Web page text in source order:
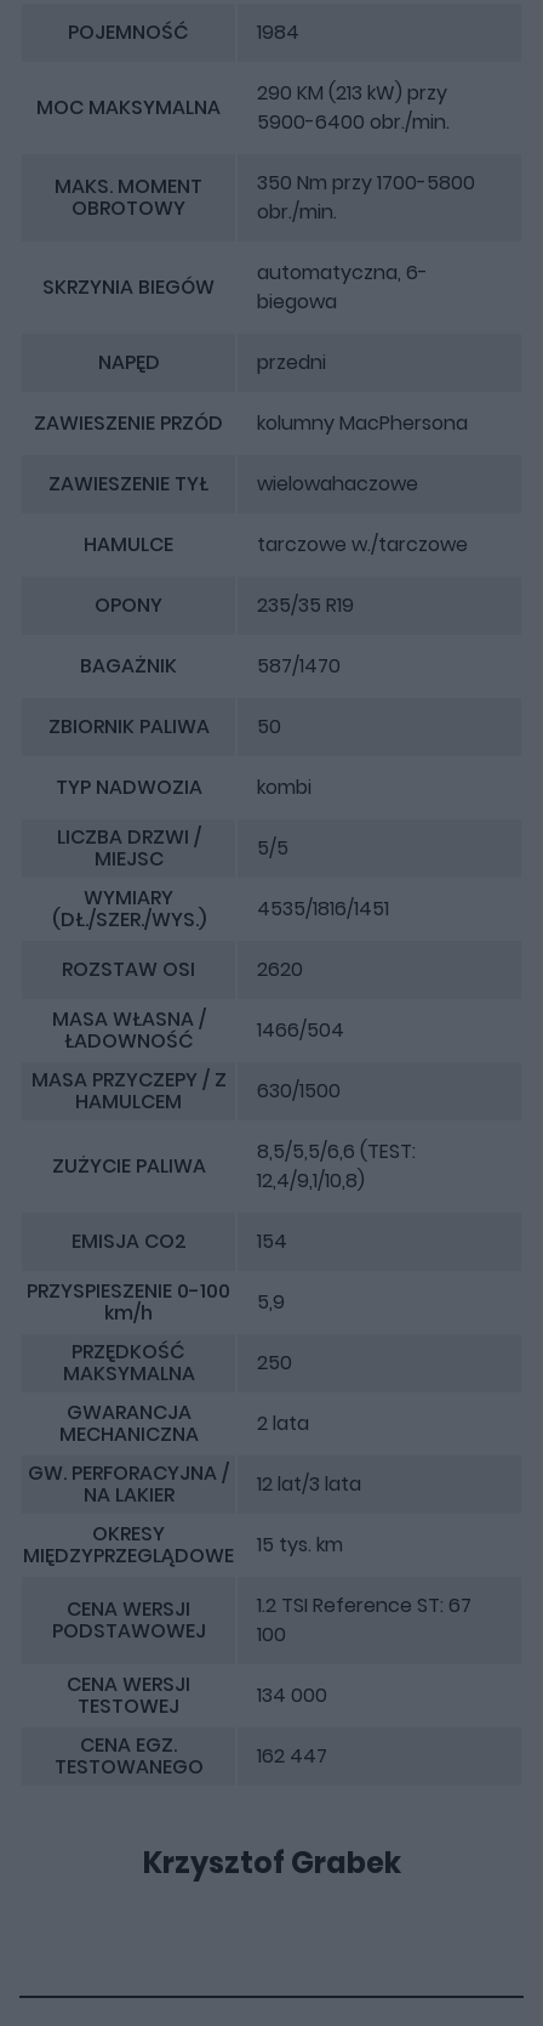
POJEMNOŚĆ 1984
MOC MAKSYMALNA
290 KM (213 kW) przy
5900-6400 obr./min.
MAKS. MOMENT
OBROTOWY
350 Nm przy 1700-5800
obr./min.
SKRZYNIA BIEGÓW
automatyczna, 6-
biegowa
NAPĘD przedni
ZAWIESZENIE PRZÓD kolumny MacPhersona
ZAWIESZENIE TYŁ wielowahaczowe
HAMULCE tarczowe w./tarczowe
OPONY 235/35 R19
BAGAŻNIK 587/1470
ZBIORNIK PALIWA 50
TYP NADWOZIA
kombi
LICZBA DRZWI /
MIEJSC
5/5
WYMIARY
(DŁ./SZER./WYS.) 4535/1816/1451
ROZSTAW OSI
2620
MASA WŁASNA /
ŁADOWNOŚĆ
1466/504
MASA PRZYCZEPY / Z
HAMULCEM 630/1500
ZUŻYCIE PALIWA
8,5/5,5/6,6 (TEST:
12,4/9,1/10,8)
EMISJA CO2
154
PRZYSPIESZENIE 0-100
km/h
5,9
PRZĘDKOŚĆ
MAKSYMALNA
250
GWARANCJA
MECHANICZNA
2 lata
GW. PERFORACYJNA /
NA LAKIER
12 lat/3 lata
OKRESY
MIĘDZYPRZEGLĄDOWE 15 tys. km
CENA WERSJI
PODSTAWOWEJ
1.2 TSI Reference ST: 67
100
CENA WERSJI
TESTOWEJ
134 000
CENA EGZ.
TESTOWANEGO 162 447
Krzysztof Grabek